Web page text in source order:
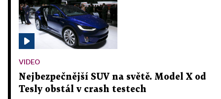
VIDEO
Nejbezpečnější SUV na světě. Model X od
Tesly obstál v crash testech